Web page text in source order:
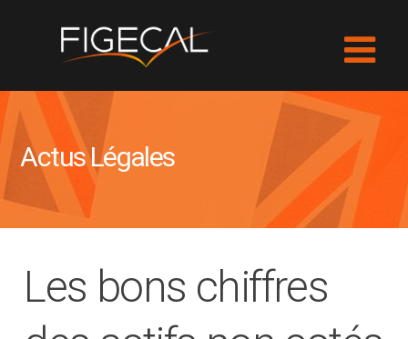
Actus Légales
Les bons chiffres